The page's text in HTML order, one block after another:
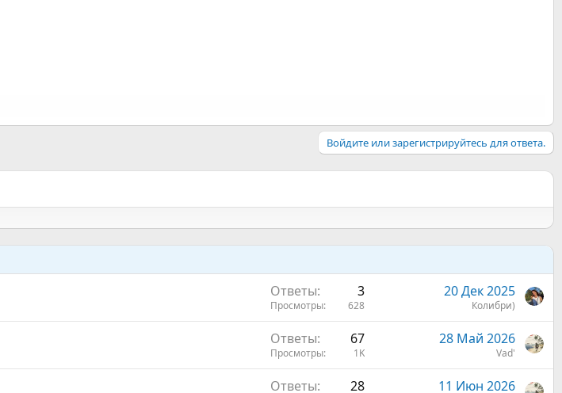
Войдите или зарегистрируйтесь для ответа.
Ответы 3
Просмотры 628
20 Дек 2025
Колибри)
Ответы 67
Просмотры 1K
28 Май 2026
Vad'
Ответы 28 11 Июн 2026